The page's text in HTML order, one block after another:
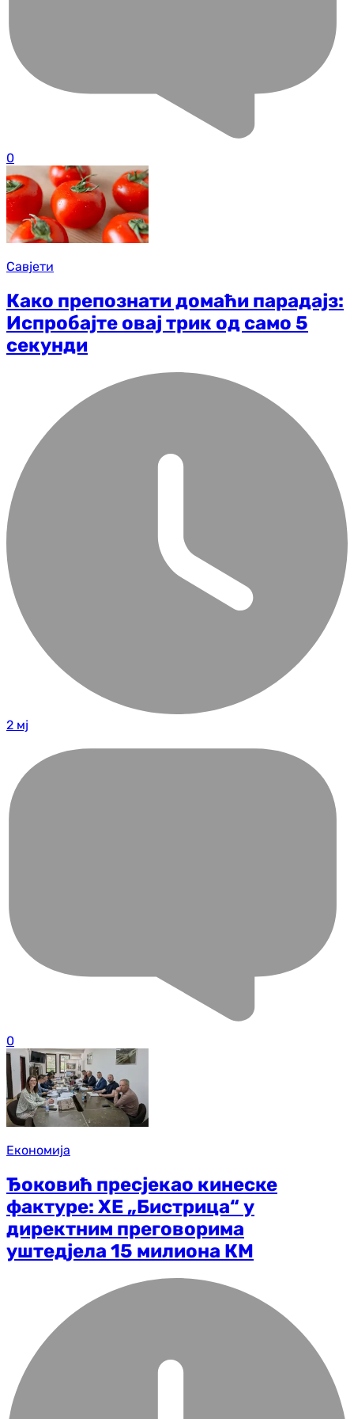
0
Савјети
Како препознати домаћи парадајз:
Испробајте овај трик од само 5
секунди
2 мј
0
Економија
Ђоковић пресјекао кинеске
фактуре: ХЕ „Бистрица“ у
директним преговорима
уштедјела 15 милиона КМ